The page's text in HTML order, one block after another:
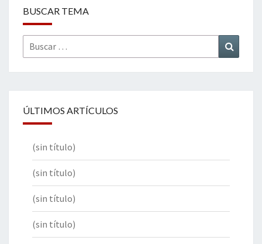
BUSCAR TEMA
Buscar
por:
ÚLTIMOS ARTÍCULOS
(sin título)
(sin título)
(sin título)
(sin título)